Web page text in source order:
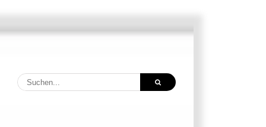
Suche
nach: